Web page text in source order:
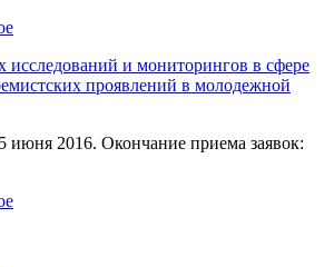
исследований и мониторингов в сфере
проявлений в молодежной
июня 2016. Окончание приема заявок: